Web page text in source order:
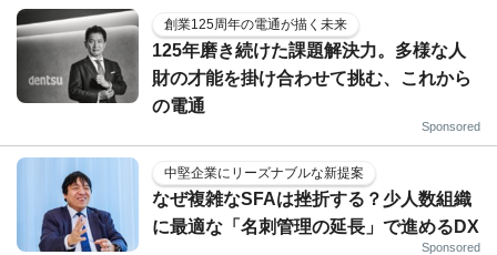
創業125周年の電通が描く未来
125年磨き続けた課題解決力。多様な人
財の才能を掛け合わせて挑む、これから
の電通
Sponsored
中堅企業にリーズナブルな新提案
なぜ複雑なSFAは挫折する？少人数組織
に最適な「名刺管理の延長」で進めるDX
Sponsored